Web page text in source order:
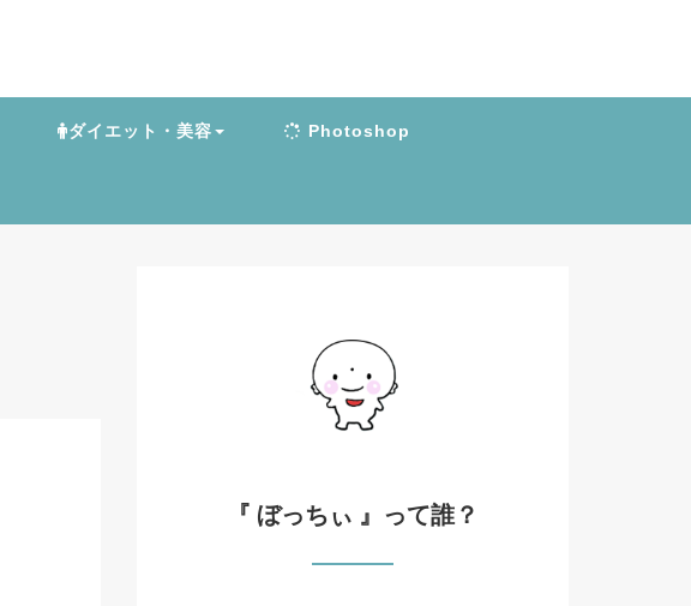
ダイエット・美容 Photoshop
『 ぼっちぃ 』って誰？